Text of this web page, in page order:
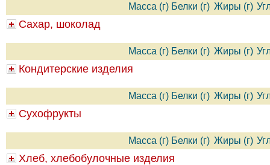
Масса (г) Белки (г) Жиры (г)
Сахар, шоколад
Масса (г) Белки (г) Жиры (г)
Кондитерские изделия
Масса (г) Белки (г) Жиры (г)
Сухофрукты
Масса (г) Белки (г) Жиры (г)
Хлеб, хлебобулочные изделия